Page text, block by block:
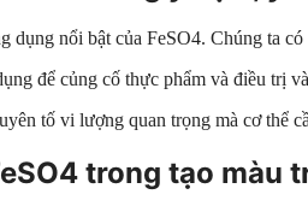
dụng nổi bật của FeSO4. Chúng ta
để củng cố thực phẩm và điều trị
tố vi lượng quan trọng mà cơ thể
trong tạo màu